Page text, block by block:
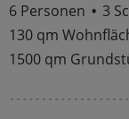
6 Personen 3
130 qm
1500 qm